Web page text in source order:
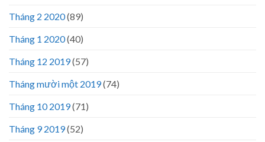
Tháng 2 2020(89)
Tháng 1 2020(40)
Tháng 12 2019(57)
Tháng mười một 2019(74)
Tháng 10 2019(71)
Tháng 9 2019(52)